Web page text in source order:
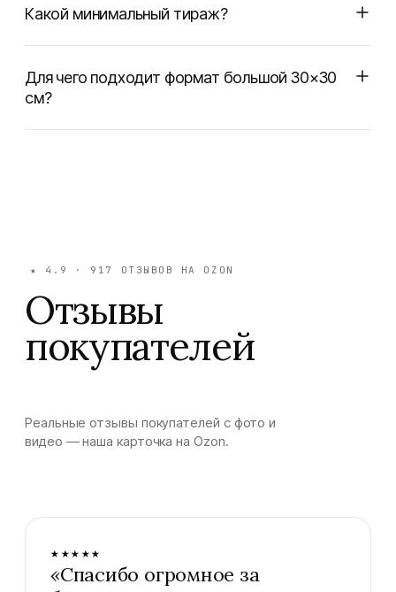
Какой минимальный тираж?
Для чего подходит формат большой 30×30
см?
★ 4.9 · 917 ОТЗЫВОВ НА OZON
Отзывы
покупателей
Реальные отзывы покупателей с фото и
видео — наша карточка на Ozon.
★★★★★
«Спасибо огромное за